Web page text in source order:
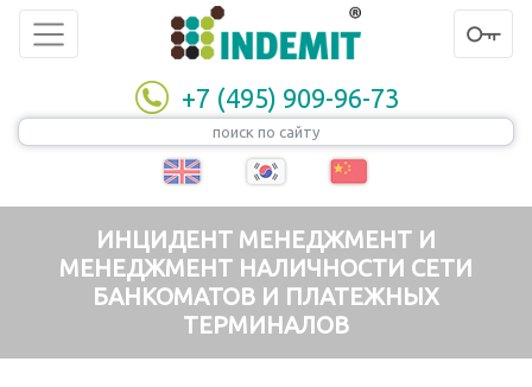
+7 (495) 909-96-73
ИНЦИДЕНТ МЕНЕДЖМЕНТ И
МЕНЕДЖМЕНТ НАЛИЧНОСТИ СЕТИ
БАНКОМАТОВ И ПЛАТЕЖНЫХ
ТЕРМИНАЛОВ